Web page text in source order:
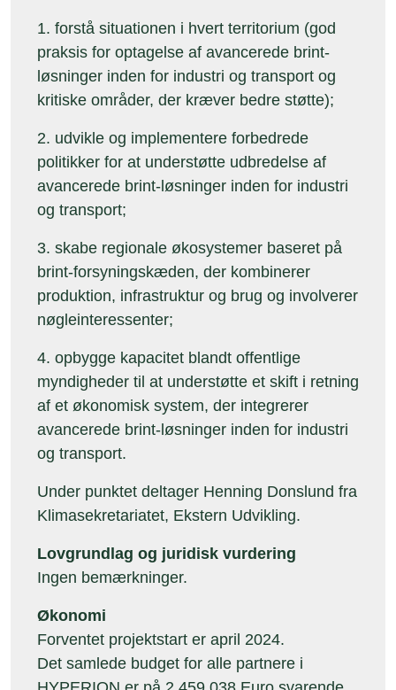
1. forstå situationen i hvert territorium (god
praksis for optagelse af avancerede brint-
løsninger inden for industri og transport og
kritiske områder, der kræver bedre støtte);
2. udvikle og implementere forbedrede
politikker for at understøtte udbredelse af
avancerede brint-løsninger inden for industri
og transport;
3. skabe regionale økosystemer baseret på
brint-forsyningskæden, der kombinerer
produktion, infrastruktur og brug og involverer
nøgleinteressenter;
4. opbygge kapacitet blandt offentlige
myndigheder til at understøtte et skift i retning
af et økonomisk system, der integrerer
avancerede brint-løsninger inden for industri
og transport.
Under punktet deltager Henning Donslund fra
Klimasekretariatet, Ekstern Udvikling.
Lovgrundlag og juridisk vurdering
Ingen bemærkninger.
Økonomi
Forventet projektstart er april 2024.
Det samlede budget for alle partnere i